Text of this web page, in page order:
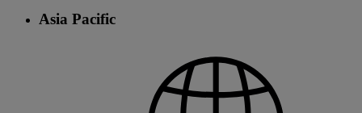
Asia Pacific